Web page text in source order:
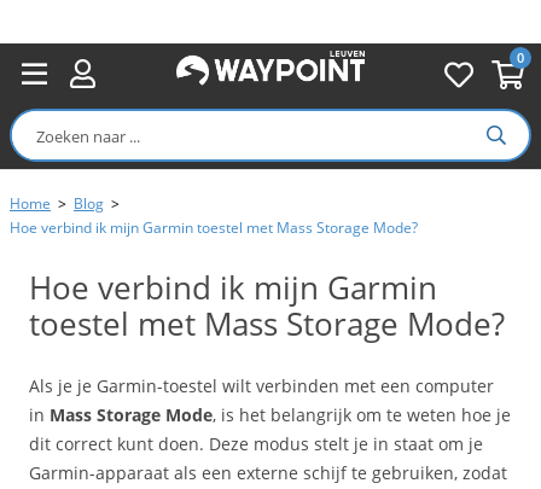
0
Home > Blog >
Hoe verbind ik mijn Garmin toestel met Mass Storage Mode?
Hoe verbind ik mijn Garmin
toestel met Mass Storage Mode?
Als je je Garmin-toestel wilt verbinden met een computer
in Mass Storage Mode, is het belangrijk om te weten hoe je
dit correct kunt doen. Deze modus stelt je in staat om je
Garmin-apparaat als een externe schijf te gebruiken, zodat